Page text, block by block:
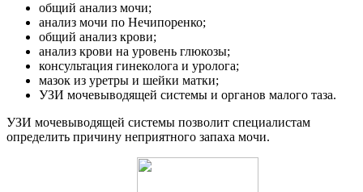
общий анализ мочи;
анализ мочи по Нечипоренко;
общий анализ крови;
анализ крови на уровень глюкозы;
консультация гинеколога и уролога;
мазок из уретры и шейки матки;
УЗИ мочевыводящей системы и органов малого таза.
УЗИ мочевыводящей системы позволит специалистам
определить причину неприятного запаха мочи.